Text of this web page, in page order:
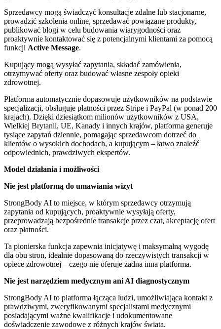
Sprzedawcy mogą świadczyć konsultacje zdalne lub stacjonarne,
prowadzić szkolenia online, sprzedawać powiązane produkty,
publikować blogi w celu budowania wiarygodności oraz
proaktywnie kontaktować się z potencjalnymi klientami za pomocą
funkcji Active Message.
Kupujący mogą wysyłać zapytania, składać zamówienia,
otrzymywać oferty oraz budować własne zespoły opieki
zdrowotnej.
Platforma automatycznie dopasowuje użytkowników na podstawie
specjalizacji, obsługuje płatności przez Stripe i PayPal (w ponad 200
krajach). Dzięki dziesiątkom milionów użytkowników z USA,
Wielkiej Brytanii, UE, Kanady i innych krajów, platforma generuje
tysiące zapytań dziennie, pomagając sprzedawcom dotrzeć do
klientów o wysokich dochodach, a kupującym – łatwo znaleźć
odpowiednich, prawdziwych ekspertów.
Model działania i możliwości
Nie jest platformą do umawiania wizyt
StrongBody AI to miejsce, w którym sprzedawcy otrzymują
zapytania od kupujących, proaktywnie wysyłają oferty,
przeprowadzają bezpośrednie transakcje przez czat, akceptację ofert
oraz płatności.
Ta pionierska funkcja zapewnia inicjatywę i maksymalną wygodę
dla obu stron, idealnie dopasowaną do rzeczywistych transakcji w
opiece zdrowotnej – czego nie oferuje żadna inna platforma.
Nie jest narzędziem medycznym ani AI diagnostycznym
StrongBody AI to platforma łącząca ludzi, umożliwiająca kontakt z
prawdziwymi, zweryfikowanymi specjalistami medycznymi
posiadającymi ważne kwalifikacje i udokumentowane
doświadczenie zawodowe z różnych krajów świata.